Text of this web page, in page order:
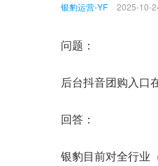
银豹运营-YF 2025-10-
问题：
后台抖音团购入口
回答：
银豹目前对全行业